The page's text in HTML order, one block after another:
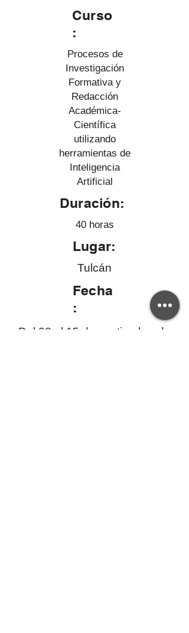
Curso
:
Procesos de
Investigación
Formativa y
Redacción
Académica-
Científica
utilizando
herramientas de
Inteligencia
Artificial
Duración:
40 horas
Lugar:
Tulcán
Fecha
:
Del 08 al 15 de septiembre de